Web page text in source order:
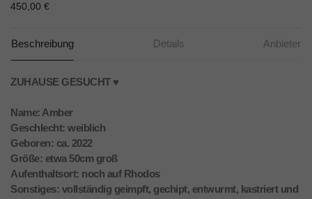
450,00 €
Beschreibung Details Anbieter
ZUHAUSE GESUCHT ♥️
Name: Amber
Geschlecht: weiblich
Geboren: ca. 2022
Größe: etwa 50cm groß
Aufenthaltsort: noch auf Rhodos
Sonstiges: vollständig geimpft, gechipt, entwurmt, kastriert und